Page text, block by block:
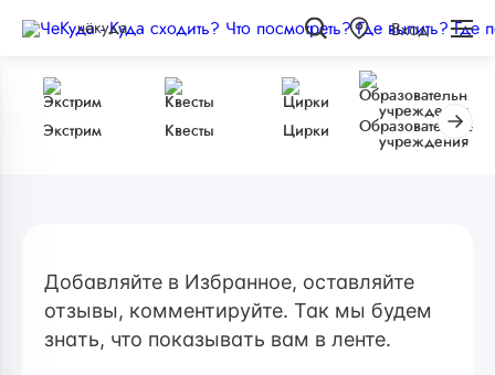
чёкуда Вход
Экстрим Квесты Цирки
Образовательные
учреждения
Добавляйте в Избранное, оставляйте
отзывы, комментируйте. Так мы будем
знать, что показывать вам в ленте.